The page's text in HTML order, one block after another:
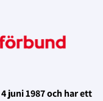
juni 1987 och har ett